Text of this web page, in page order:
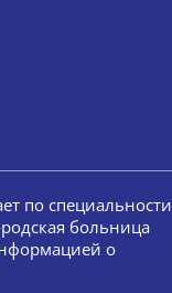
по специальности
больница
о